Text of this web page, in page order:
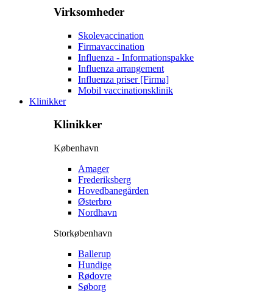
Virksomheder
Skolevaccination
Firmavaccination
Influenza - Informationspakke
Influenza arrangement
Influenza priser [Firma]
Mobil vaccinationsklinik
Klinikker
Klinikker
København
Amager
Frederiksberg
Hovedbanegården
Østerbro
Nordhavn
Storkøbenhavn
Ballerup
Hundige
Rødovre
Søborg